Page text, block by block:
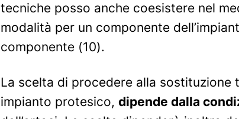
tecniche posso anche coesistere nel
modalità per un componente
componente (10).
La scelta di procedere alla sostituzione
impianto protesico, dipende dalla